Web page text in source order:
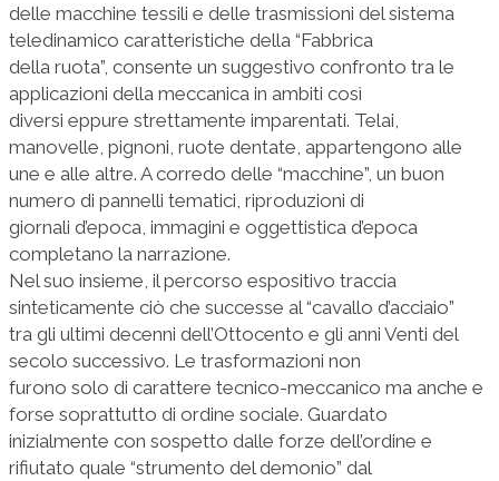
delle macchine tessili e delle trasmissioni del sistema
teledinamico caratteristiche della “Fabbrica
della ruota”, consente un suggestivo confronto tra le
applicazioni della meccanica in ambiti così
diversi eppure strettamente imparentati. Telai,
manovelle, pignoni, ruote dentate, appartengono alle
une e alle altre. A corredo delle “macchine”, un buon
numero di pannelli tematici, riproduzioni di
giornali d’epoca, immagini e oggettistica d’epoca
completano la narrazione.
Nel suo insieme, il percorso espositivo traccia
sinteticamente ciò che successe al “cavallo d’acciaio”
tra gli ultimi decenni dell’Ottocento e gli anni Venti del
secolo successivo. Le trasformazioni non
furono solo di carattere tecnico-meccanico ma anche e
forse soprattutto di ordine sociale. Guardato
inizialmente con sospetto dalle forze dell’ordine e
rifiutato quale “strumento del demonio” dal